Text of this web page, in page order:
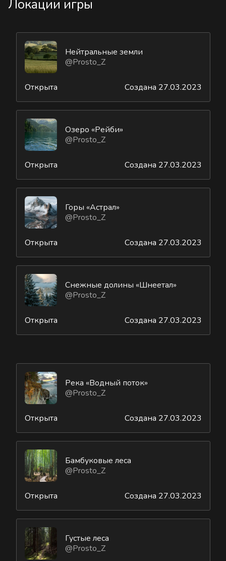
Локации игры
Нейтральные земли
@Prosto_Z
Открыта Создана 27.03.2023
Озеро «Рейби»
@Prosto_Z
Открыта Создана 27.03.2023
Горы «Астрал»
@Prosto_Z
Открыта Создана 27.03.2023
Снежные долины «Шнеетал»
@Prosto_Z
Открыта Создана 27.03.2023
Река «Водный поток»
@Prosto_Z
Открыта Создана 27.03.2023
Бамбуковые леса
@Prosto_Z
Открыта Создана 27.03.2023
Густые леса
@Prosto_Z